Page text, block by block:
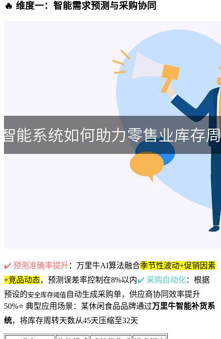
🔥 维度一：智能需求预测与采购协同
✔️ 预测准确率提升：万里牛AI算法融合季节性波动+促销因素
+竞品动态，预测误差率控制在8%以内✔️ 采购自动化：根据
预设的安全库存阈值 自动生成采购单，供应商协同效率提升
50%⭐ 典型应用场景：某休闲食品品牌通过万里牛智能补货系
统，将库存周转天数从45天压缩至32天